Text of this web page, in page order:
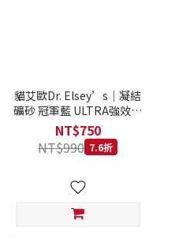
貓艾歐Dr. Elsey’s｜凝結
礦砂 冠軍藍 ULTRA強效除
臭 40LB｜Cat Litter 40磅
士
NT$750
NT$990 7.6折